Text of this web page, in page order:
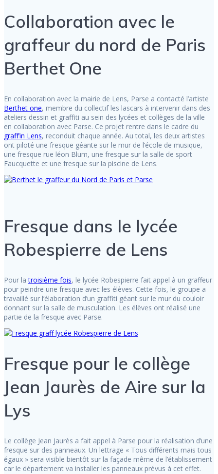
Collaboration avec le
graffeur du nord de Paris
Berthet One
En collaboration avec la mairie de Lens, Parse a contacté l’artiste
Berthet one, membre du collectif les lascars à intervenir dans des
ateliers dessin et graffiti au sein des lycées et collèges de la ville
en collaboration avec Parse. Ce projet rentre dans le cadre du
graff’in Lens, reconduit chaque année. Au total, les deux artistes
ont piloté une fresque géante sur le mur de l’école de musique,
une fresque rue léon Blum, une fresque sur la salle de sport
Faucquette et une fresque sur la piscine de Lens.
Fresque dans le lycée
Robespierre de Lens
Pour latroisième fois, le lycée Robespierre fait appel à un graffeur
pour peindre une fresque avec les élèves. Cette fois, le groupe a
travaillé sur l’élaboration d’un graffiti géant sur le mur du couloir
donnant sur la salle de musculation. Les élèves ont réalisé une
partie de la fresque avec Parse.
Fresque pour le collège
Jean Jaurès de Aire sur la
Lys
Le collège Jean Jaurès a fait appel à Parse pour la réalisation d’une
fresque sur des panneaux. Un lettrage « Tous différents mais tous
égaux » sera visible bientôt sur la façade même de l’établissement
car le département va installer les panneaux prévus à cet effet.